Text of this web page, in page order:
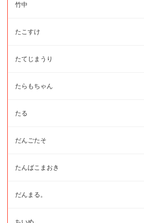
竹中
たこすけ
たてじまうり
たらもちゃん
たる
だんごたそ
たんばこまおき
だんまる。